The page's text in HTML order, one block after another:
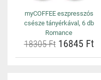
myCOFFEE eszpresszós
csésze tányérkával, 6 db
Romance
18305 Ft16845 Ft